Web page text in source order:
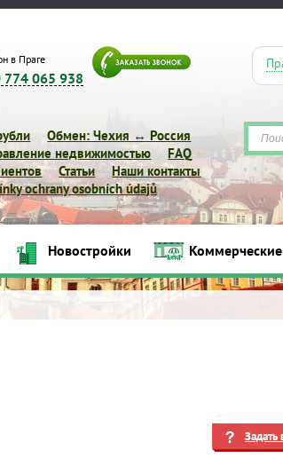
в Праге
774 065 938
Обмен: Чехия ↔ Россия
недвижимостью
FAQ
Статьи
Наши контакты
ochrany osobních údajů
Новостройки
Задать